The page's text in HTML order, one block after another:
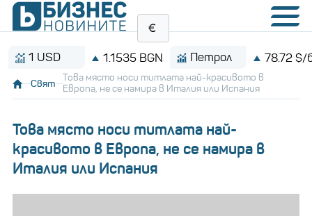
USD 1.1535 BGN Петрол 78.72 $/барел
Свят
Това място носи титлата най-красивото в
Европа, не се намира в Италия или Испания
Това място носи титлата най-
красивото в Европа, не се намира в
Италия или Испания